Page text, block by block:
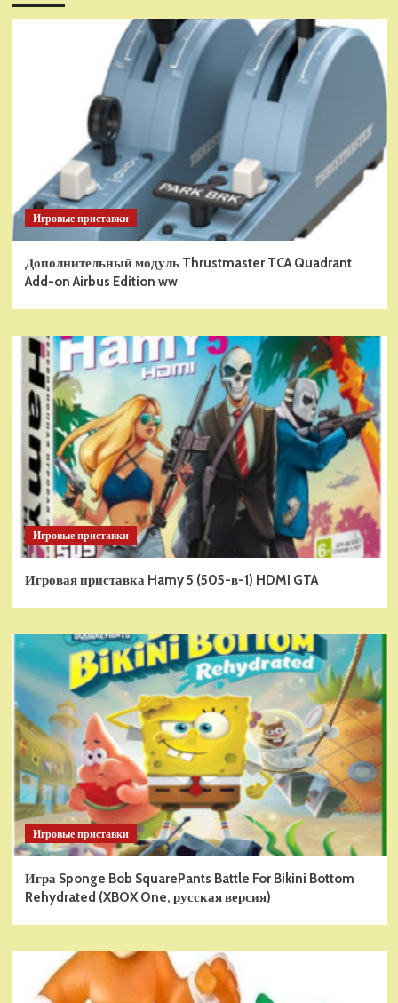
Игровые приставки
Дополнительный модуль Thrustmaster TCA Quadrant
Add-on Airbus Edition ww
Игровые приставки
Игровая приставка Hamy 5 (505-в-1) HDMI GTA
Игровые приставки
Игра Sponge Bob SquarePants Battle For Bikini Bottom
Rehydrated (XBOX One, русская версия)